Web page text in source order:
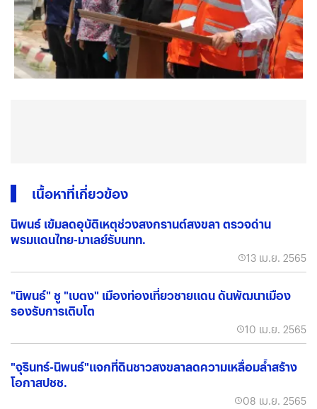
เนื้อหาที่เกี่ยวข้อง
นิพนธ์ เข้มลดอุบัติเหตุช่วงสงกรานต์สงขลา ตรวจด่าน
พรมแดนไทย-มาเลย์รับนทท.
13 เม.ย. 2565
"นิพนธ์" ชู "เบตง" เมืองท่องเที่ยวชายแดน ดันพัฒนาเมือง
รองรับการเติบโต
10 เม.ย. 2565
"จุรินทร์-นิพนธ์"แจกที่ดินชาวสงขลาลดความเหลื่อมล้ำสร้าง
โอกาสปชช.
08 เม.ย. 2565